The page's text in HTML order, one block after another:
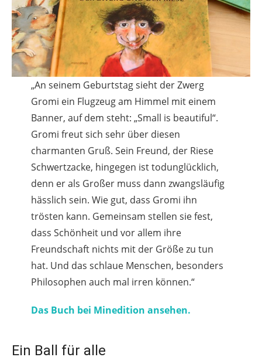
„An seinem Geburtstag sieht der Zwerg
Gromi ein Flugzeug am Himmel mit einem
Banner, auf dem steht: „Small is beautiful“.
Gromi freut sich sehr über diesen
charmanten Gruß. Sein Freund, der Riese
Schwertzacke, hingegen ist todunglücklich,
denn er als Großer muss dann zwangsläufig
hässlich sein. Wie gut, dass Gromi ihn
trösten kann. Gemeinsam stellen sie fest,
dass Schönheit und vor allem ihre
Freundschaft nichts mit der Größe zu tun
hat. Und das schlaue Menschen, besonders
Philosophen auch mal irren können.“
Das Buch bei Minedition ansehen.
Ein Ball für alle